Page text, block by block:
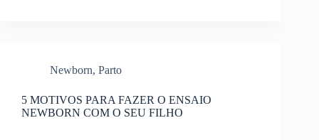
Newborn, Parto
5 MOTIVOS PARA FAZER O ENSAIO
NEWBORN COM O SEU FILHO